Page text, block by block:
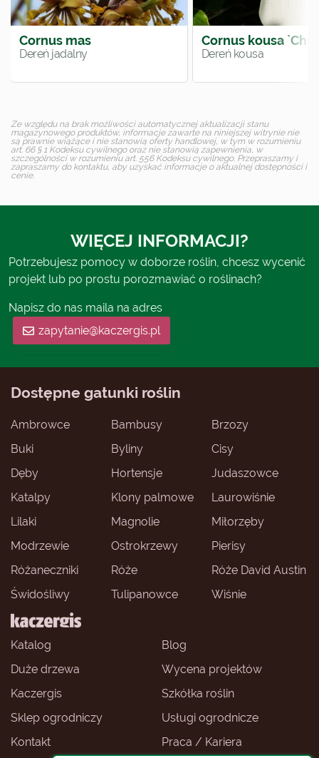
Cornus mas
Dereń jadalny
Cornus kousa
Dereń kousa
Ze względu na brak możliwości automatycznej aktualizacji stanu
magazynowego produktów, informacje zawarte na niniejszej witrynie nie
są prawnie wiążące i nie stanowią oferty handlowej, w tym w rozumieniu
art. 66 § 1 Kodeksu cywilnego oraz nie stanowią zapewnienia, w
szczególności w rozumieniu art. 556 Kodeksu cywilnego. Przepraszamy i
zapraszamy do kontaktu, aby uzyskać informacje o aktualnej dostępności i
cenie.
WIĘCEJ INFORMACJI?
Potrzebujesz pomocy w doborze roślin, chcesz wycenić
projekt lub po prostu porozmawiać o roślinach?
Napisz do nas maila na adres
zapytanie@kaczergis.pl
Katalog
Blog
Duże drzewa
Wycena projektów
Kaczergis
Szkółka roślin
Sklep ogrodniczy
Usługi ogrodnicze
Kontakt
Praca / Kariera
Dostępne gatunki roślin
Ambrowce Bambusy
Brzozy
Buki
Byliny
Cisy
Dęby
Hortensje
Judaszowce
Katalpy
Klony palmowe
Laurowiśnie
Lilaki
Magnolie
Miłorzęby
Modrzewie
Ostrokrzewy
Pierisy
Różaneczniki
Róże
Róże David Austin
Świdośliwy
Tulipanowce Wiśnie